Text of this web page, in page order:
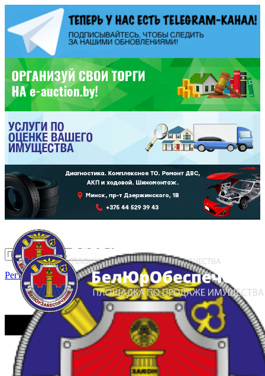
Регистрация Вход